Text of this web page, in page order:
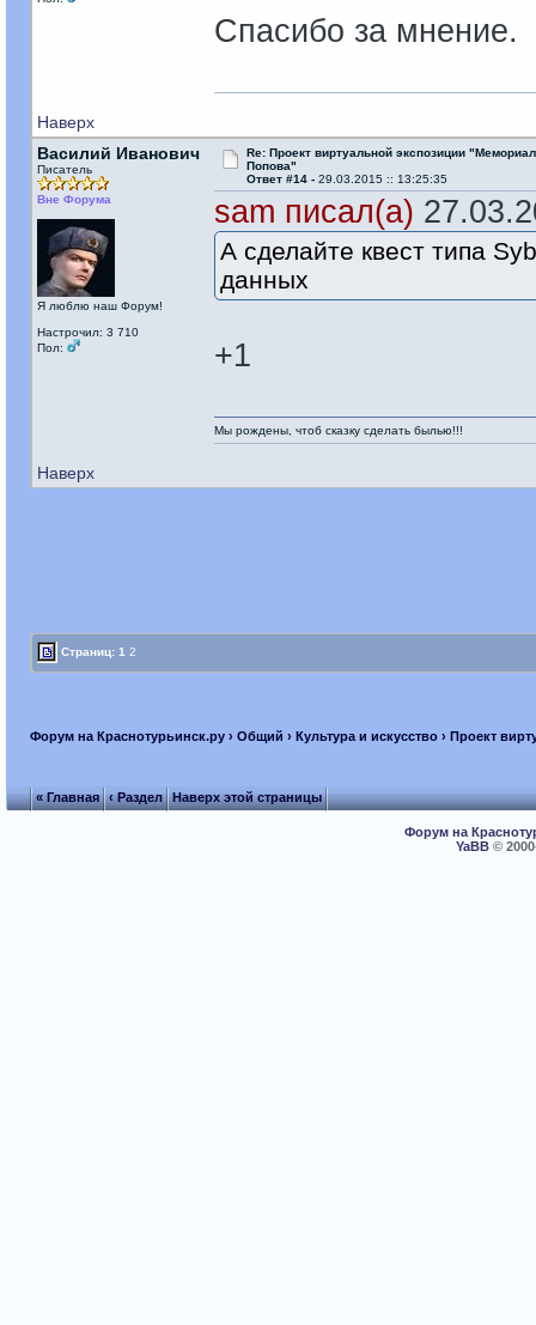
Спасибо за мнение.
Наверх
Василий Иванович
Писатель
Вне Форума
Я люблю наш Форум!
Настрочил: 3 710
Пол:
Re: Проект виртуальной экспозиции
Попова"
Ответ #14 - 29.03.2015 :: 13:25:35
sam писал(а)
А сделайте квест типа
данных
+1
Наверх
Мы рождены, чтоб сказку сделать былью!!!
Страниц: 1 2
Форум на Краснотурьинск.ру› Общий › Культура и искусство› Проект
« Главная ‹ Раздел Наверх этой страницы
Форум на
YaBB©